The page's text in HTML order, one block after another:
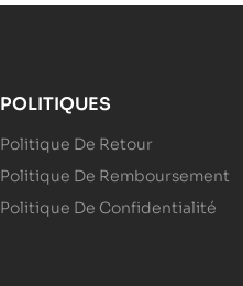
POLITIQUES
Politique De Retour
Politique De Remboursement
Politique De Confidentialité